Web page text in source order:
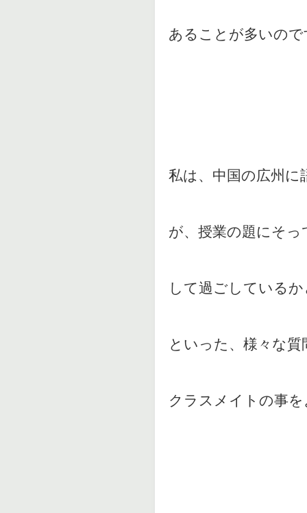
あることが多いので
私は、中国の広州
が、授業の題にそ
して過ごしている
といった、様々な
クラスメイトの事